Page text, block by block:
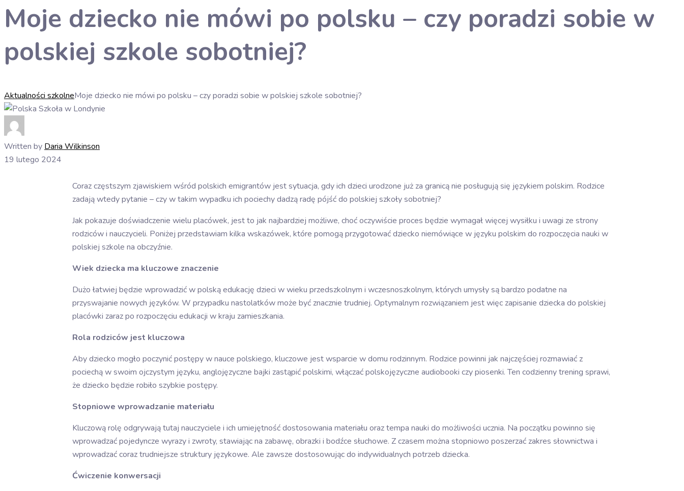
Moje dziecko nie mówi po polsku – czy poradzi sobie w
polskiej szkole sobotniej?
Aktualności szkolneMoje dziecko nie mówi po polsku – czy poradzi sobie w polskiej szkole sobotniej?
Written by Daria Wilkinson
19 lutego 2024
Coraz częstszym zjawiskiem wśród polskich emigrantów jest sytuacja, gdy ich dzieci urodzone już za granicą nie posługują się językiem polskim. Rodzice
zadają wtedy pytanie – czy w takim wypadku ich pociechy dadzą radę pójść do polskiej szkoły sobotniej?
Jak pokazuje doświadczenie wielu placówek, jest to jak najbardziej możliwe, choć oczywiście proces będzie wymagał więcej wysiłku i uwagi ze strony
rodziców i nauczycieli. Poniżej przedstawiam kilka wskazówek, które pomogą przygotować dziecko niemówiące w języku polskim do rozpoczęcia nauki w
polskiej szkole na obczyźnie.
Wiek dziecka ma kluczowe znaczenie
Dużo łatwiej będzie wprowadzić w polską edukację dzieci w wieku przedszkolnym i wczesnoszkolnym, których umysły są bardzo podatne na
przyswajanie nowych języków. W przypadku nastolatków może być znacznie trudniej. Optymalnym rozwiązaniem jest więc zapisanie dziecka do polskiej
placówki zaraz po rozpoczęciu edukacji w kraju zamieszkania.
Rola rodziców jest kluczowa
Aby dziecko mogło poczynić postępy w nauce polskiego, kluczowe jest wsparcie w domu rodzinnym. Rodzice powinni jak najczęściej rozmawiać z
pociechą w swoim ojczystym języku, anglojęzyczne bajki zastąpić polskimi, włączać polskojęzyczne audiobooki czy piosenki. Ten codzienny trening sprawi,
że dziecko będzie robiło szybkie postępy.
Stopniowe wprowadzanie materiału
Kluczową rolę odgrywają tutaj nauczyciele i ich umiejętność dostosowania materiału oraz tempa nauki do możliwości ucznia. Na początku powinno się
wprowadzać pojedyncze wyrazy i zwroty, stawiając na zabawę, obrazki i bodźce słuchowe. Z czasem można stopniowo poszerzać zakres słownictwa i
wprowadzać coraz trudniejsze struktury językowe. Ale zawsze dostosowując do indywidualnych potrzeb dziecka.
Ćwiczenie konwersacji